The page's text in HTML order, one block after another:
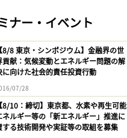
ナー・イベント
【8/8 東京・シンポジウム】金融界の世
貢献：気候変動とエネルギー問題の解
に向けた社会的責任投資行動
07/28
【8/10：締切】東京都、水素や再生可能
ネルギー等の「新エネルギー」推進に
する技術開発や実証等の取組を募集